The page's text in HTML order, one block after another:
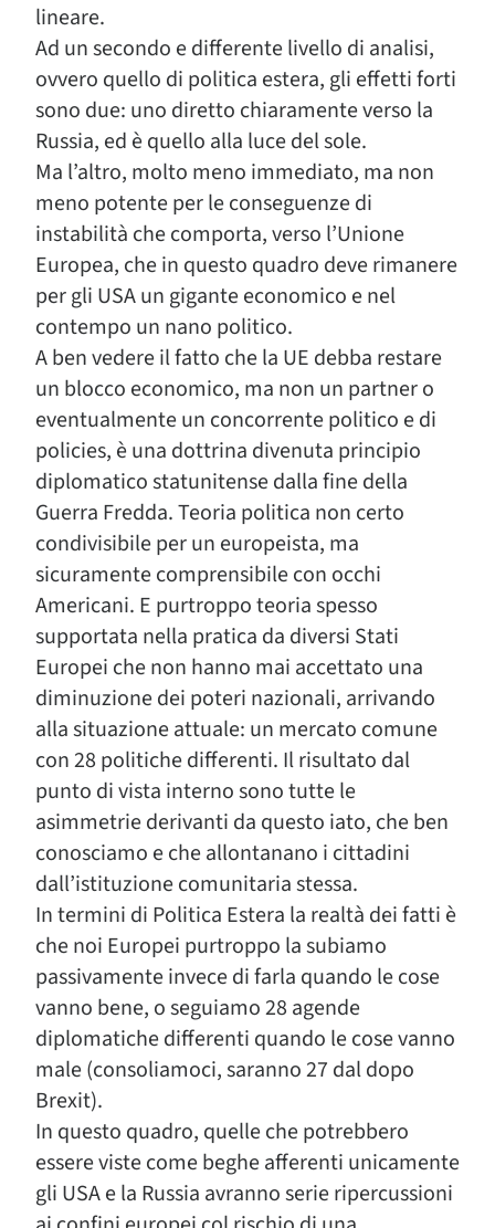
lineare.
Ad un secondo e differente livello di analisi,
ovvero quello di politica estera, gli effetti forti
sono due: uno diretto chiaramente verso la
Russia, ed è quello alla luce del sole.
Ma l’altro, molto meno immediato, ma non
meno potente per le conseguenze di
instabilità che comporta, verso l’Unione
Europea, che in questo quadro deve rimanere
per gli USA un gigante economico e nel
contempo un nano politico.
A ben vedere il fatto che la UE debba restare
un blocco economico, ma non un partner o
eventualmente un concorrente politico e di
policies, è una dottrina divenuta principio
diplomatico statunitense dalla fine della
Guerra Fredda. Teoria politica non certo
condivisibile per un europeista, ma
sicuramente comprensibile con occhi
Americani. E purtroppo teoria spesso
supportata nella pratica da diversi Stati
Europei che non hanno mai accettato una
diminuzione dei poteri nazionali, arrivando
alla situazione attuale: un mercato comune
con 28 politiche differenti. Il risultato dal
punto di vista interno sono tutte le
asimmetrie derivanti da questo iato, che ben
conosciamo e che allontanano i cittadini
dall’istituzione comunitaria stessa.
In termini di Politica Estera la realtà dei fatti è
che noi Europei purtroppo la subiamo
passivamente invece di farla quando le cose
vanno bene, o seguiamo 28 agende
diplomatiche differenti quando le cose vanno
male (consoliamoci, saranno 27 dal dopo
Brexit).
In questo quadro, quelle che potrebbero
essere viste come beghe afferenti unicamente
gli USA e la Russia avranno serie ripercussioni